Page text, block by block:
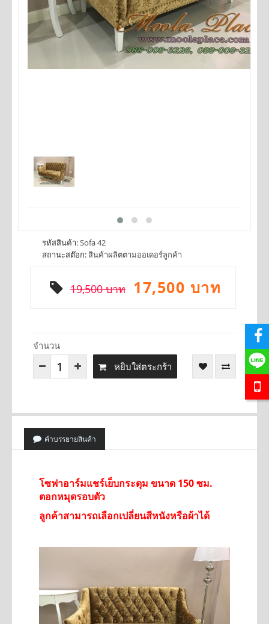
รหัสสินค้า:Sofa 42
สถานะสต๊อก: สินค้าผลิตตามออเดอร์ลูกค้า
19,500 บาท 17,500 บาท
จำนวน
หยิบใส่ตระกร้า
คำบรรยายสินค้า
โซฟาอาร์มแชร์เย็บกระดุม ขนาด 150 ซม.
ตอกหมุดรอบตัว
ลูกค้าสามารถเลือกเปลี่ยนสีหนังหรือผ้าได้